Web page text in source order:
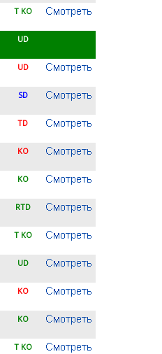
T KO
UD
UD
SD
TD
KO
KO
RTD
T KO
UD
KO
KO
T KO